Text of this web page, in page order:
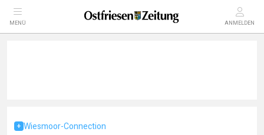
MENÜ ANMELDEN
Wiesmoor-Connection